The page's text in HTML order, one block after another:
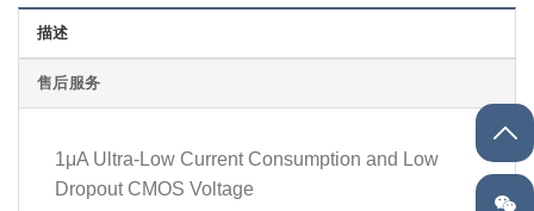
描述
售后服务
1μA Ultra-Low Current Consumption and Low
Dropout CMOS Voltage